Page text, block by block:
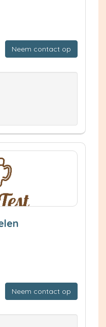
Neem contact op
Neem contact op